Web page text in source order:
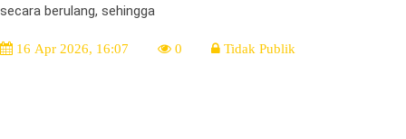
secara berulang, sehingga
16 Apr 2026, 16:07 0 Tidak Publik